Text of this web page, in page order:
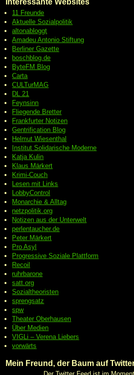
Interessante Websites
11 Freunde
Aktuelle Sozialpolitik
altonabloggt
Amadeu Antonio Stiftung
Berliner Gazette
boschblog.de
ByteFM Blog
Carta
CULTurMAG
DL 21
Feynsinn
Fliegende Bretter
Frankfurter Notizen
Gentrification Blog
Helmut Wiesenthal
Institut Solidarische Moderne
Katja Kulin
Klaus Märkert
Krimi-Couch
Lesen mit Links
LobbyControl
Monarchie & Alltag
netzpolitik.org
Notizen aus der Unterwelt
perlentaucher.de
Peter Märkert
Pro Asyl
ProgressiveSoziale Plattform
Recoil
ruhrbarone
satt.org
Sozialtheoristen
sprengsatz
spw
Theater Oberhausen
Über Medien
VIGLi – Verena Liebers
vorwärts
Mein Freund, der Baum auf